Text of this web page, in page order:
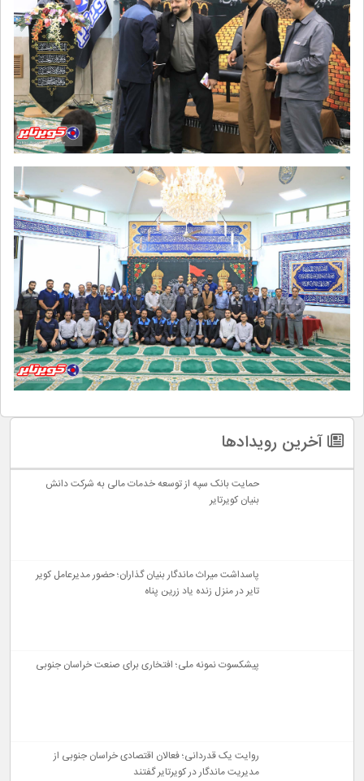
آخرین رویدادها
حمایت بانک سپه از توسعه خدمات مالی به شرکت دانش
بنیان کویرتایر
پاسداشت میراث ماندگار بنیان گذاران؛ حضور مدیرعامل کویر
تایر در منزل زنده یاد زرین پناه
پیشکسوت نمونه ملی؛ افتخاری برای صنعت خراسان جنوبی
روایت یک قدردانی؛ فعالان اقتصادی خراسان جنوبی از
مدیریت ماندگار در کویرتایر گفتند